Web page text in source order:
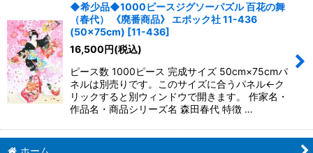
◆希少品◆1000ピースジグソーパズル 百花の舞
（春代） 《廃番商品》 エポック社 11-436
(50×75cm) [11-436]
16,500円(税込)
ピース数 1000ピース 完成サイズ 50cm×75cmパ
ネルは別売りです。このサイズに合うパネル←ク
リックすると別ウィンドウで開きます。 作家名・
作品名・商品シリーズ名 森田春代 特徴 …